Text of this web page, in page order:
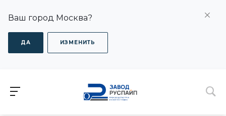
Ваш город Москва?
ДА ИЗМЕНИТЬ